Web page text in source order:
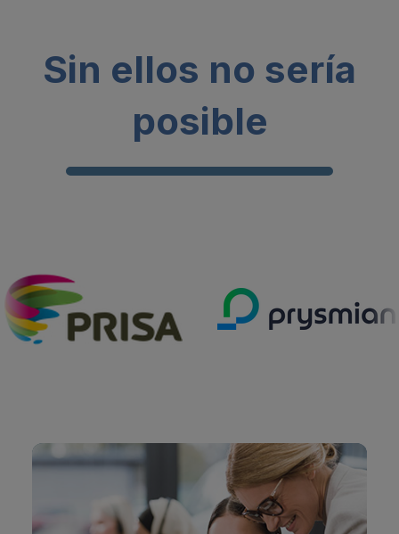
Sin ellos no sería
posible